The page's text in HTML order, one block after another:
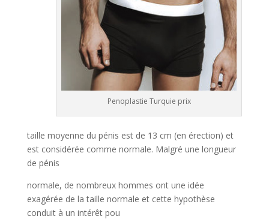
Penoplastie Turquie prix
taille moyenne du pénis est de 13 cm (en érection) et
est considérée comme normale. Malgré une longueur
de pénis
normale, de nombreux hommes ont une idée
exagérée de la taille normale et cette hypothèse
conduit à un intérêt pou